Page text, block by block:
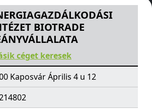
INTÉZET BIOTRADE
BIOTRADE
céget keresek
Kaposvár Április 4 u 12